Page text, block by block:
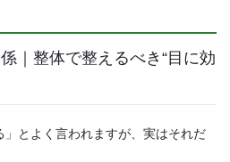
｜整体で整えるべき“目に効
」とよく言われますが、実はそれだ